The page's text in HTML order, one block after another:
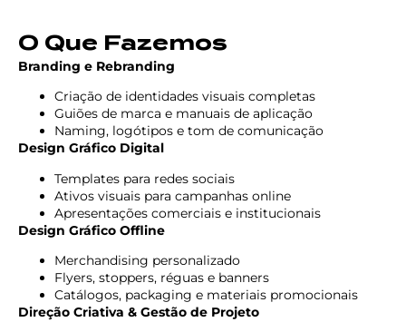
O Que Fazemos
Branding e Rebranding
Criação de identidades visuais completas
Guiões de marca e manuais de aplicação
Naming, logótipos e tom de comunicação
Design Gráfico Digital
Templates para redes sociais
Ativos visuais para campanhas online
Apresentações comerciais e institucionais
Design Gráfico Offline
Merchandising personalizado
Flyers, stoppers, réguas e banners
Catálogos, packaging e materiais promocionais
Direção Criativa & Gestão de Projeto